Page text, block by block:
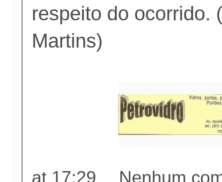
respeito do ocorrido.
Martins)
at 17:29 Nenhum